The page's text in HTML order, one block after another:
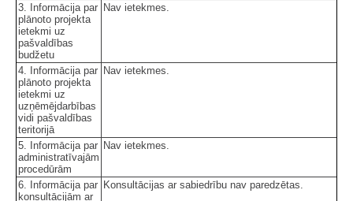
3. Informācija par
plānoto projekta
ietekmi uz
pašvaldības
budžetu
Nav ietekmes.
4. Informācija par
plānoto projekta
ietekmi uz
uzņēmējdarbības
vidi pašvaldības
teritorijā
Nav ietekmes.
5. Informācija par
administratīvajām
procedūrām
Nav ietekmes.
6. Informācija par
konsultācijām ar
Konsultācijas ar sabiedrību nav paredzētas.